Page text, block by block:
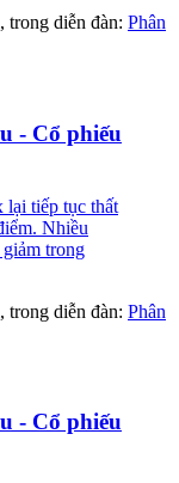
trong diễn đàn: Phân
- Cổ phiếu
tiếp tục thất
Nhiều
trong
trong diễn đàn: Phân
- Cổ phiếu